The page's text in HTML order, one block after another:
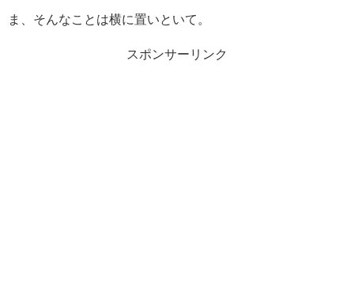
ま、そんなことは横に置いといて。
スポンサーリンク